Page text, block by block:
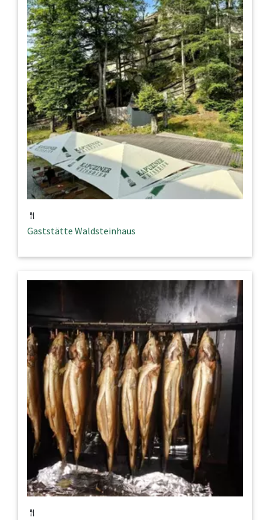
Gaststätte Waldsteinhaus